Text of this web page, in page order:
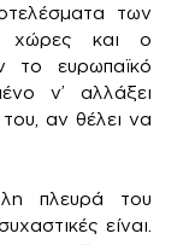
των
χώρες και ο
το ευρωπαϊκό
ν’ αλλάξει
αν θέλει να
πλευρά του
είναι.